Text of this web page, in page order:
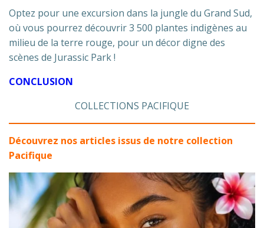
Optez pour une excursion dans la jungle du Grand Sud,
où vous pourrez découvrir 3 500 plantes indigènes au
milieu de la terre rouge, pour un décor digne des
scènes de Jurassic Park !
CONCLUSION
COLLECTIONS PACIFIQUE
Découvrez nos articles issus de notre collection
Pacifique